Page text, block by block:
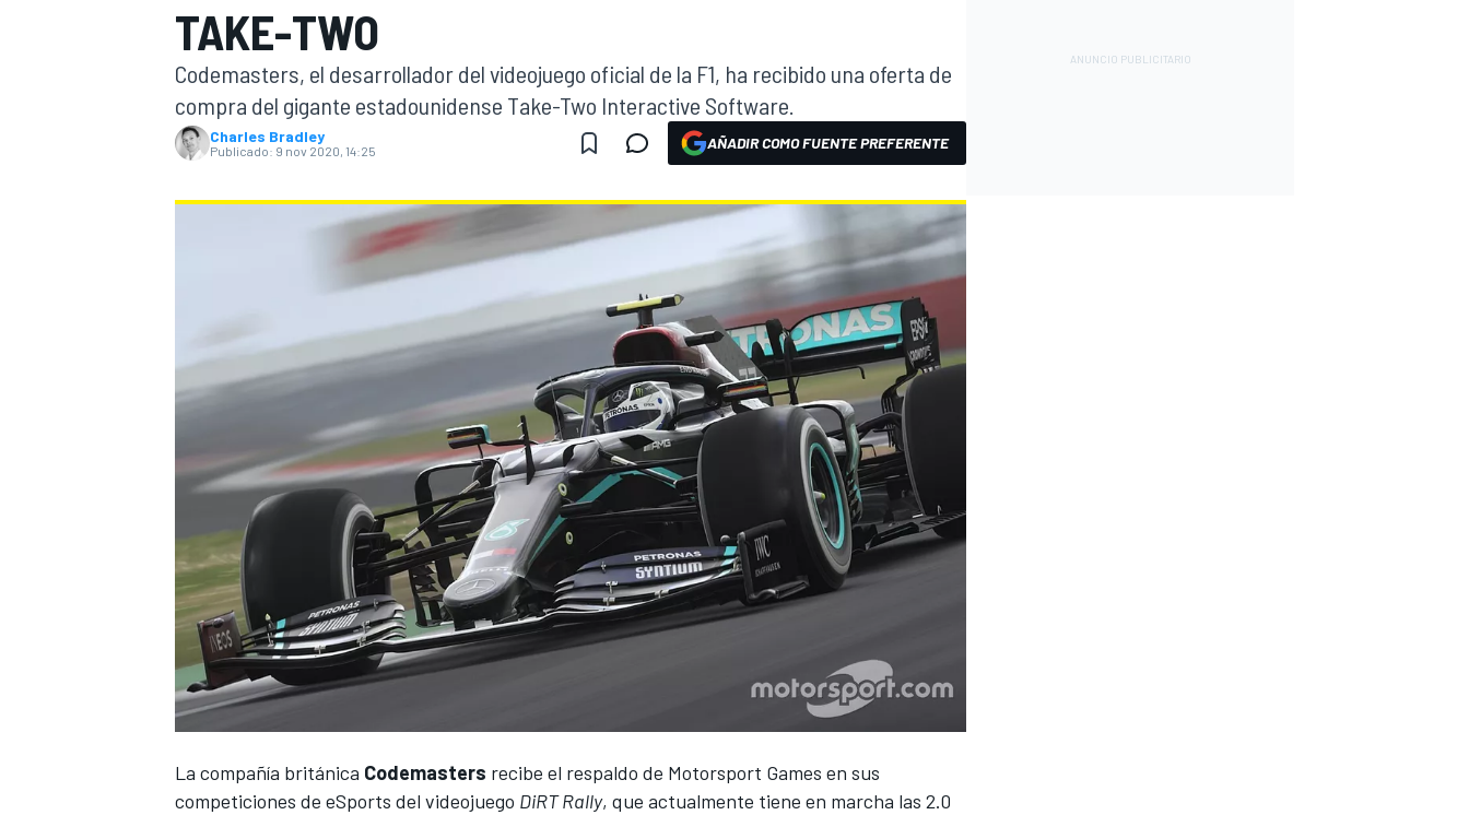
FÓRMULA E
SPORTSCARRALLY
TAKE-TWO
Codemasters, el desarrollador del videojuego oficial de la F1, ha recibido una oferta de
compra del gigante estadounidense Take-Two Interactive Software.
Charles Bradley
Publicado: 9 nov 2020, 14:25 AÑADIR COMO FUENTE PREFERENTE
La compañía británica Codemasters recibe el respaldo de Motorsport Games en sus
competiciones de eSports del videojuego DiRT Rally, que actualmente tiene en marcha las 2.0